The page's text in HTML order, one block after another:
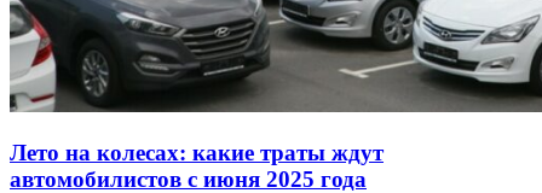
Лето на колесах: какие траты ждут
автомобилистов с июня 2025 года